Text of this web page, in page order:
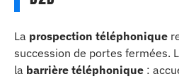
La prospection téléphonique
succession de portes fermées.
la barrière téléphonique :